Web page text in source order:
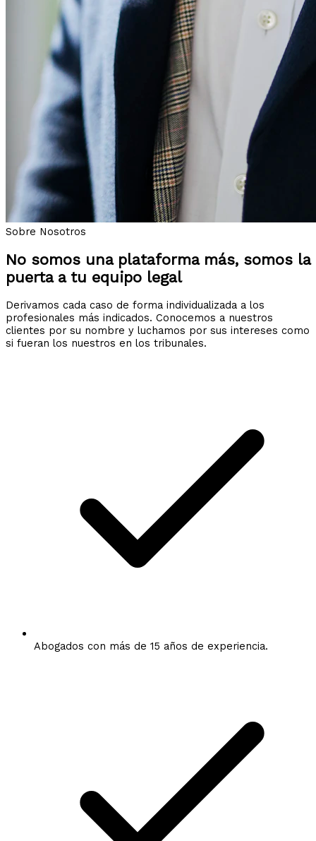
Sobre Nosotros
No somos una plataforma más, somos la
puerta a tu equipo legal
Derivamos cada caso de forma individualizada a los
profesionales más indicados. Conocemos a nuestros
clientes por su nombre y luchamos por sus intereses como
si fueran los nuestros en los tribunales.
Abogados con más de 15 años de experiencia.